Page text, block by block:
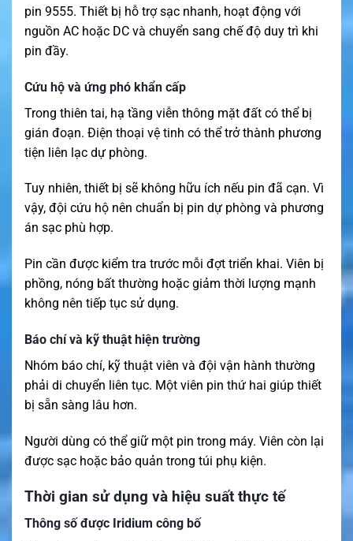
pin 9555. Thiết bị hỗ trợ sạc nhanh, hoạt động với
nguồn AC hoặc DC và chuyển sang chế độ duy trì khi
pin đầy.
Cứu hộ và ứng phó khẩn cấp
Trong thiên tai, hạ tầng viễn thông mặt đất có thể bị
gián đoạn. Điện thoại vệ tinh có thể trở thành phương
tiện liên lạc dự phòng.
Tuy nhiên, thiết bị sẽ không hữu ích nếu pin đã cạn. Vì
vậy, đội cứu hộ nên chuẩn bị pin dự phòng và phương
án sạc phù hợp.
Pin cần được kiểm tra trước mỗi đợt triển khai. Viên bị
phồng, nóng bất thường hoặc giảm thời lượng mạnh
không nên tiếp tục sử dụng.
Báo chí và kỹ thuật hiện trường
Nhóm báo chí, kỹ thuật viên và đội vận hành thường
phải di chuyển liên tục. Một viên pin thứ hai giúp thiết
bị sẵn sàng lâu hơn.
Người dùng có thể giữ một pin trong máy. Viên còn lại
được sạc hoặc bảo quản trong túi phụ kiện.
Thời gian sử dụng và hiệu suất thực tế
Thông số được Iridium công bố